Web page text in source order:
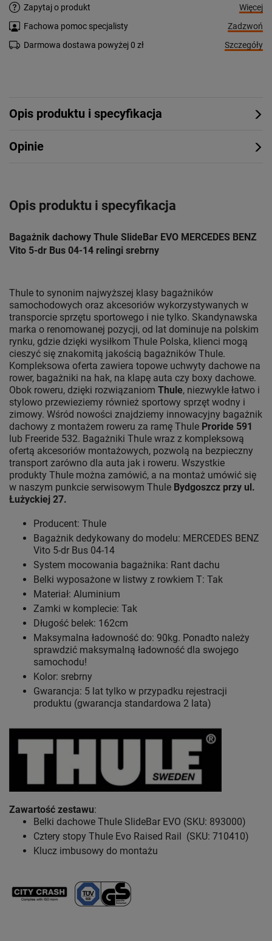
Zapytaj o produkt
Więcej
Fachowa pomoc specjalisty
Zadzwoń
Darmowa dostawa powyżej 0 zł
Szczegóły
Opis produktu i specyfikacja
Opinie
Opis produktu i specyfikacja
Bagażnik dachowy Thule SlideBar EVO MERCEDES BENZ
Vito 5-dr Bus 04-14 relingi srebrny
Thule to synonim najwyższej klasy bagażników
samochodowych oraz akcesoriów wykorzystywanych w
transporcie sprzętu sportowego i nie tylko. Skandynawska
marka o renomowanej pozycji, od lat dominuje na polskim
rynku, gdzie dzięki wysiłkom Thule Polska, klienci mogą
cieszyć się znakomitą jakością bagażników Thule.
Kompleksowa oferta zawiera topowe uchwyty dachowe na
rower, bagażniki na hak, na klapę auta czy boxy dachowe.
Obok roweru, dzięki rozwiązaniom Thule, niezwykle łatwo i
stylowo przewieziemy również sportowy sprzęt wodny i
zimowy. Wśród nowości znajdziemy innowacyjny bagażnik
dachowy z montażem roweru za ramę Thule Proride 591
lub Freeride 532. Bagażniki Thule wraz z kompleksową
ofertą akcesoriów montażowych, pozwolą na bezpieczny
transport zarówno dla auta jak i roweru. Wszystkie
produkty Thule można zamówić, a na montaż umówić się
w naszym punkcie serwisowym Thule Bydgoszcz przy ul.
Łużyckiej 27.
Producent: Thule
Bagażnik dedykowany do modelu: MERCEDES BENZ
Vito 5-dr Bus 04-14
System mocowania bagażnika: Rant dachu
Belki wyposażone w listwy z rowkiem T: Tak
Materiał: Aluminium
Zamki w komplecie: Tak
Długość belek: 162cm
Maksymalna ładowność do: 90kg. Ponadto należy
sprawdzić maksymalną ładowność dla swojego
samochodu!
Kolor: srebrny
Gwarancja: 5 lat tylko w przypadku rejestracji
produktu (gwarancja standardowa 2 lata)
Zawartość zestawu:
Belki dachowe Thule SlideBar EVO (SKU: 893000)
Cztery stopy Thule Evo Raised Rail (SKU: 710410)
Klucz imbusowy do montażu